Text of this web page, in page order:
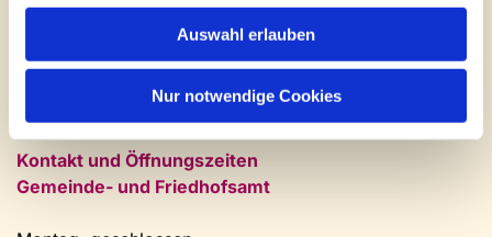
Auswahl erlauben
Nur notwendige Cookies
Brockhagener Straße 28 | 33803 Steinhagen
0 52 04 / 36 28
Mail:gemeindeamt@kirche-steinhagen.de
Newsletter abonnieren
Kontakt und Öffnungszeiten
Gemeinde- und Friedhofsamt